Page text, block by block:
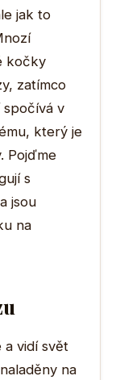
jak to
kočky
zatímco
spočívá v
který je
Pojďme
s
jsou
na
a vidí svět
na